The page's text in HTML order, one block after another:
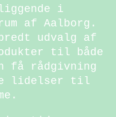
i
af Aalborg.
udvalg af
til både
få rådgivning
lidelser til